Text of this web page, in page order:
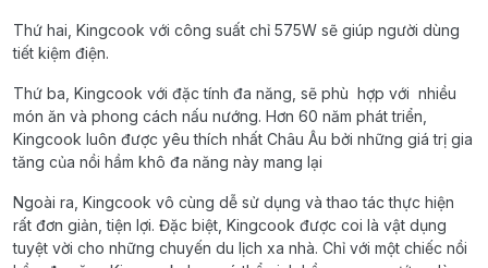
Thứ hai, Kingcook với công suất chỉ 575W sẽ giúp người dùng
tiết kiệm điện.
Thứ ba, Kingcook với đặc tính đa năng, sẽ phù hợp với nhiều
món ăn và phong cách nấu nướng. Hơn 60 năm phát triển,
Kingcook luôn được yêu thích nhất Châu Âu bởi những giá trị gia
tăng của nồi hầm khô đa năng này mang lại
Ngoài ra, Kingcook vô cùng dễ sử dụng và thao tác thực hiện
rất đơn giản, tiện lợi. Đặc biệt, Kingcook được coi là vật dụng
tuyệt vời cho những chuyến du lịch xa nhà. Chỉ với một chiếc nồi